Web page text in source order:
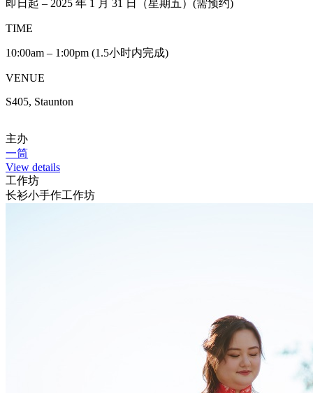
即日起 – 2025 年 1 月 31 日（星期五）(需预约)
TIME
10:00am – 1:00pm (1.5小时内完成)
VENUE
S405, Staunton
主办
一筒
View details
工作坊
长衫小手作工作坊